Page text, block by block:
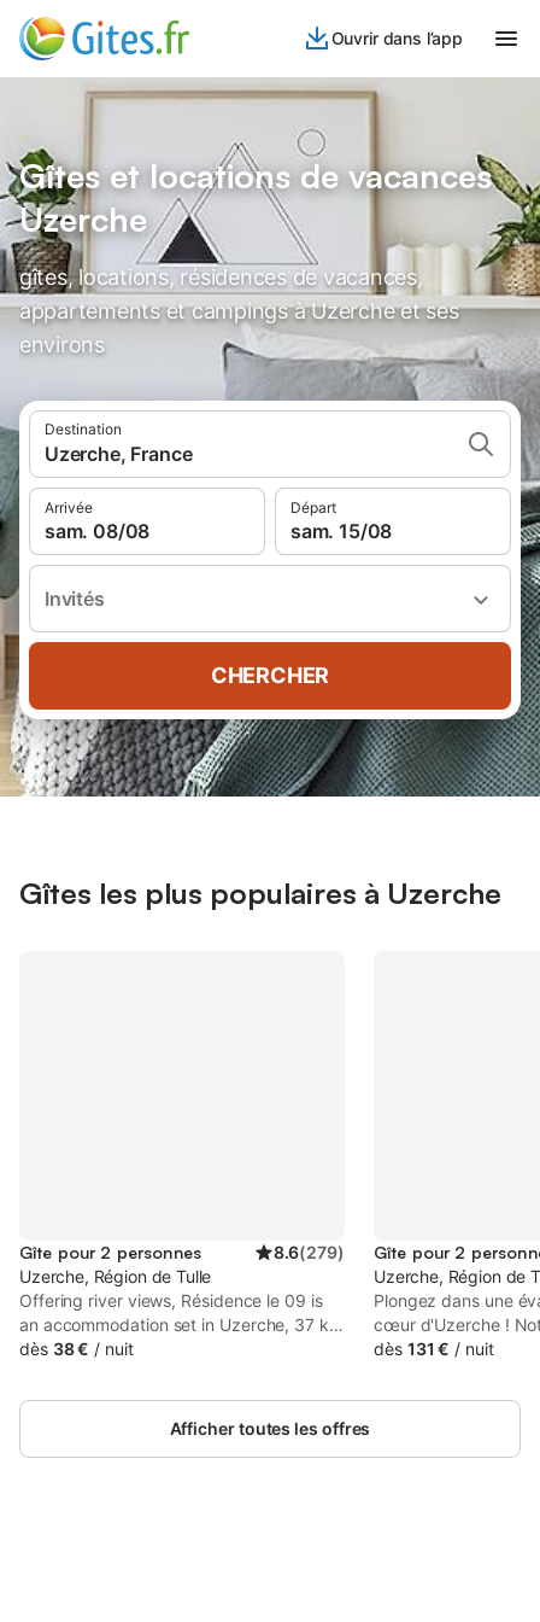
Ouvrir dans l’app
Gîtes et locations de vacances
Uzerche
gîtes, locations, résidences de vacances,
appartements et campings à Uzerche et ses
environs
Destination
Uzerche, France
Arrivée
sam. 08/08
Départ
sam. 15/08
Invités
CHERCHER
Gîtes les plus populaires à Uzerche
Gîte pour 2 personnes 8.6(279)
Uzerche, Région de Tulle
Offering river views, Résidence le 09 is
an accommodation set in Uzerche, 37 km
from Brive Town Hall and 37 km from
parking on-site are available at the
apartment free of charge.
dès 38 € / nuit
Gîte pour 2
Uzerche, Région de
Plongez dans une
cœur d'Uzerche !
Jungle Room,
avec une immersion
dès 131 € / nuit
Afficher toutes les offres